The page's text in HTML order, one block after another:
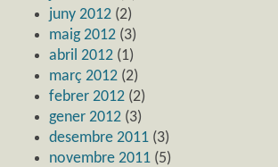
juny 2012 (2)
maig 2012 (3)
abril 2012 (1)
març 2012 (2)
febrer 2012 (2)
gener 2012 (3)
desembre 2011 (3)
novembre 2011 (5)